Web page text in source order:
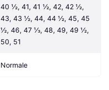
40 ½, 41, 41 ½, 42, 42 ½,
43, 43 ½, 44, 44 ½, 45, 45
½, 46, 47 ⅓, 48, 49, 49 ½,
50, 51
Normale